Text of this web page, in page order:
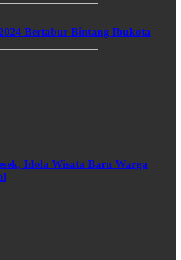
Bertabur Bintang Ibukota
Idola Wisata Baru Warga